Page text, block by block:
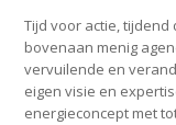
Tijd voor actie,
bovenaan menig
vervuilende en
eigen visie en
energieconcept met